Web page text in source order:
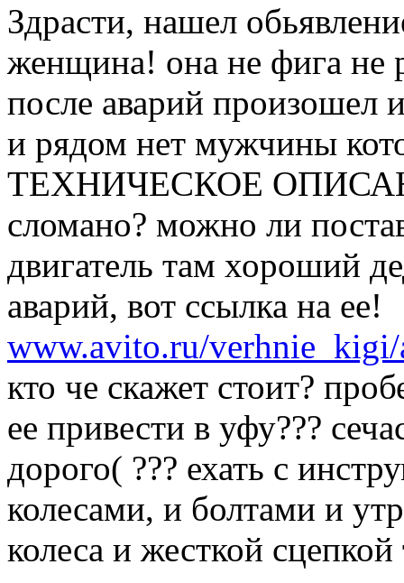
Здрасти, нашел
женщина! она не фига не
после аварий произошел
и рядом нет мужчины
ТЕХНИЧЕСКОЕ
сломано? можно ли
двигатель там хороший
аварий, вот ссылка на ее!
www.avito.ru/
кто че скажет стоит?
ее привести в уфу???
дорого( ??? ехать с
колесами, и болтами и
колеса и жесткой